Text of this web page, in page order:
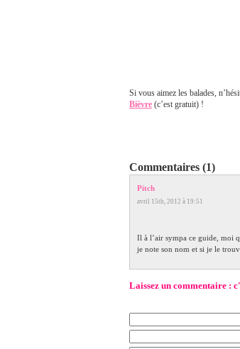
Si vous aimez les balades,
Bièvre (c’est gratuit) !
Commentaires (1)
Pitch
avril 15th, 2012 à 19:51
Il à l’air sympa ce guide, moi
je note son nom et si je le
Laissez un commentaire :